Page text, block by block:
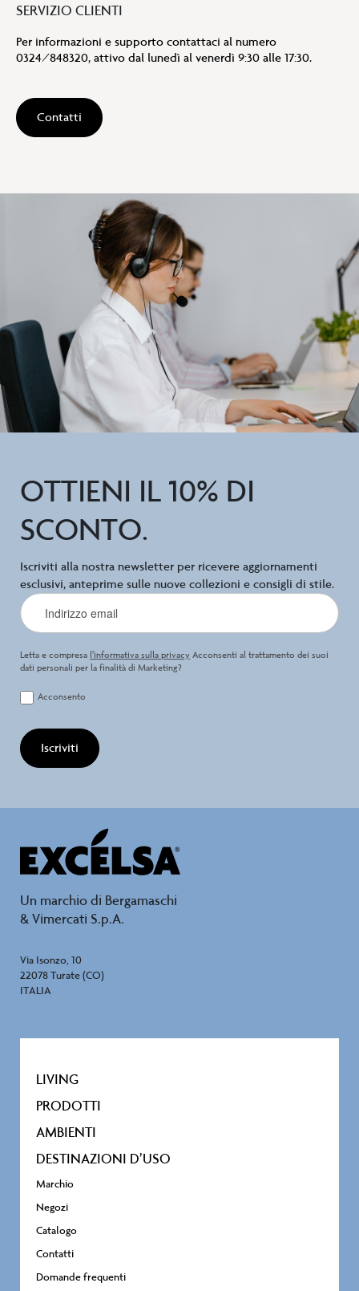
SERVIZIO CLIENTI
Per informazioni e supporto contattaci al numero
0324/848320, attivo dal lunedì al venerdì 9:30 alle 17:30.
Contatti
OTTIENI IL 10% DI
SCONTO.
Iscriviti alla nostra newsletter per ricevere aggiornamenti
esclusivi, anteprime sulle nuove collezioni e consigli di stile.
Letta e compresa l’informativa sulla privacy Acconsenti al trattamento dei suoi
dati personali per la finalità di Marketing?
Acconsento
Iscriviti
Un marchio di Bergamaschi
& Vimercati S.p.A.
Via Isonzo, 10
22078 Turate (CO)
ITALIA
LIVING
PRODOTTI
AMBIENTI
DESTINAZIONI D’USO
Marchio
Negozi
Catalogo
Contatti
Domande frequenti